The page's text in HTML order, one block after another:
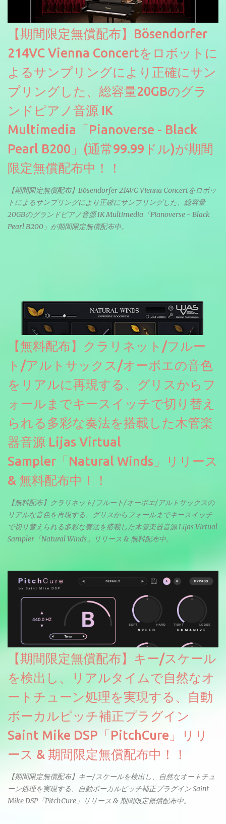
【期間限定無償配布】Bösendorfer
214VC Vienna Concertをロボットに
よるサンプリングにより正確にサン
プリングした、総容量20GBのグラ
ンドピアノ音源 IK
Multimedia「Pianoverse - Black
Pearl B200」(通常99.99ドル)が期間
限定無償配布中！！
【期間限定無償配布】Bösendorfer 214VC Vienna Concertをロボッ
トによるサンプリングにより正確にサンプリングした、総容量
20GBのグランドピアノ音源 IK Multimedia「Pianoverse - Black
Pearl B200」が期間限定無償配布中。
【無料配布】クラリネット/フルー
ト/アルトサックス/オーボエの音色
をリアルに再現する、グリスからフ
ォールまでキースイッチで切り替え
られる多彩な奏法を搭載した木管楽
器音源 Lijas Virtual
Sampler「Natural Winds」リリース
& 無料配布中！！
【無料配布】クラリネット/フルート/オーボエ/アルトサックスの
リアルな音色を再現する、グリスからフォールまでキースイッチ
で切り替えられる多彩な奏法を搭載した木管楽器音源 Lijas Virtual
Sampler「Natural Winds」リリース & 無料配布中。
【期間限定無償配布】キー/スケール
を検出し、リアルタイムで自然なオ
ートチューン処理を実現する、自動
ボーカルピッチ補正プラグイン
Saint Mike DSP「PitchCure」リリ
ース & 期間限定無償配布中！！
【期間限定無償配布】キー/スケールを検出し、自然なオートチュ
ーン処理を実現する、自動ボーカルピッチ補正プラグイン Saint
Mike DSP「PitchCure」リリース & 期間限定無償配布中。